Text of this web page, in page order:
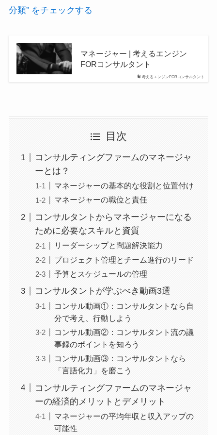
分類” をチェックする
考えるエンジンFORコンサルタント
マネージャー | 考えるエンジン
FORコンサルタント
目次
コンサルティングファームのマネージャ
ーとは？
マネージャーの基本的な役割と位置付け
マネージャーの職位と責任
コンサルタントからマネージャーになる
ために必要なスキルと資質
リーダーシップと問題解決能力
プロジェクト管理とチーム進行のリード
予算とスケジュールの管理
コンサルタントが学ぶべき動画3選
コンサル動画①：コンサルタントなら自
分で考え、行動しよう
コンサル動画②：コンサルタント流の議
事録のポイントを知ろう
コンサル動画③：コンサルタントなら
「言語化力」を磨こう
コンサルティングファームのマネージャ
ーの経済的メリットとデメリット
マネージャーの平均年収と収入アップの
可能性